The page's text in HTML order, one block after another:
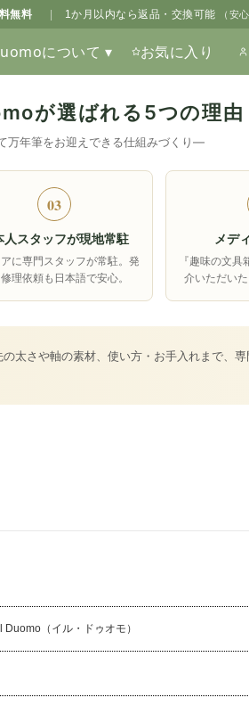
無料 1か月以内なら返品・交換可能 （安
について ▾ お気に入り
が選ばれる5つの理由
万年筆をお迎えできる仕組みづくり―
03
人スタッフが現地常駐
に専門スタッフが常駐。発
理依頼も日本語で安心。
メデ
『趣味の文
介いただい
太さや軸の素材、使い方・お手入れまで、専
（イル・ドゥオモ）